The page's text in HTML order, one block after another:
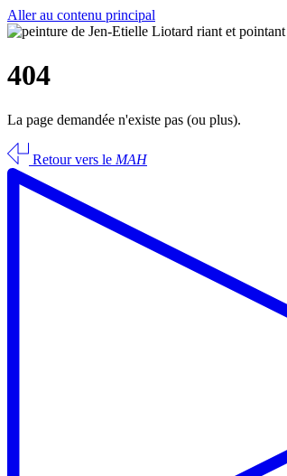
Aller au contenu principal
404
La page demandée n'existe pas (ou plus).
Retour vers le MAH